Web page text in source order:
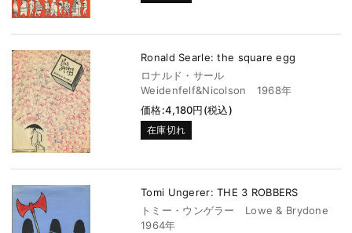
Ronald Searle: the square egg
ロナルド・サール
Weidenfelf&Nicolson 1968年
価格:4,180円(税込)
在庫切れ
Tomi Ungerer: THE 3 ROBBERS
トミー・ウンゲラー Lowe & Brydone
1964年